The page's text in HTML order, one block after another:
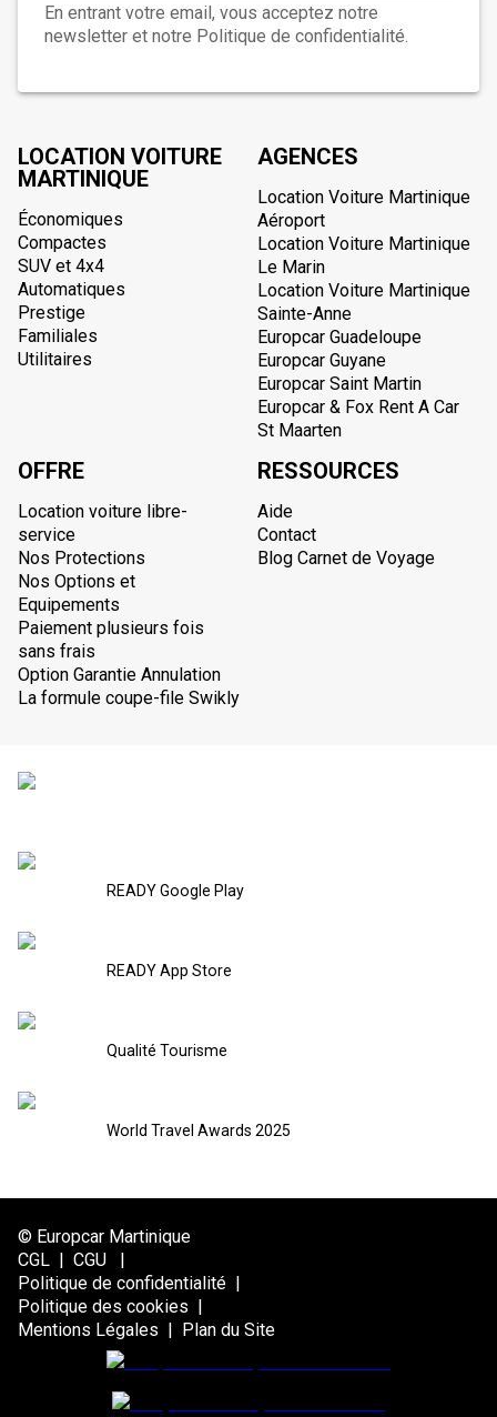
En entrant votre email, vous acceptez notre
newsletter et notre Politique de confidentialité.
LOCATION VOITURE
MARTINIQUE
Économiques
Compactes
SUV et 4x4
Automatiques
Prestige
Familiales
Utilitaires
AGENCES
Location Voiture Martinique
Aéroport
Location Voiture Martinique
Le Marin
Location Voiture Martinique
Sainte-Anne
Europcar Guadeloupe
Europcar Guyane
Europcar Saint Martin
Europcar & Fox Rent A Car
St Maarten
OFFRE
Location voiture libre-
service
Nos Protections
Nos Options et
Equipements
Paiement plusieurs fois
sans frais
Option Garantie Annulation
La formule coupe-file Swikly
RESSOURCES
Aide
Contact
Blog Carnet de Voyage
READY Google Play
READY App Store
Qualité Tourisme
World Travel Awards 2025
© Europcar Martinique
CGL | CGU
|
Politique de confidentialité |
Politique des cookies |
Mentions Légales | Plan du Site